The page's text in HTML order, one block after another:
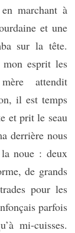
marchant à
et une
sur la tête.
mon esprit les
attendit
il est temps
et prit le seau
derrière nous
la noue : deux
de grands
pour les
parfois
mi-cuisses.